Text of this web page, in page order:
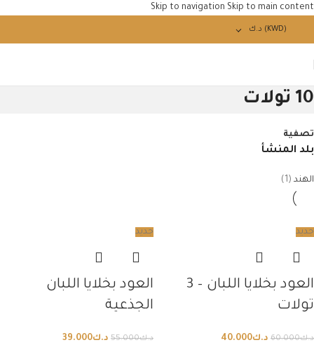
Skip to navigation Skip to main content
(KWD) د.ك
10 تولات
تصفية
بلد المنشأ
الهند (1)
جديد
العود بخلايا اللبان – 3
تولات
د.ك60.000 د.ك40.000
جديد
العود بخلايا اللبان
الجذعية
د.ك55.000 د.ك39.000